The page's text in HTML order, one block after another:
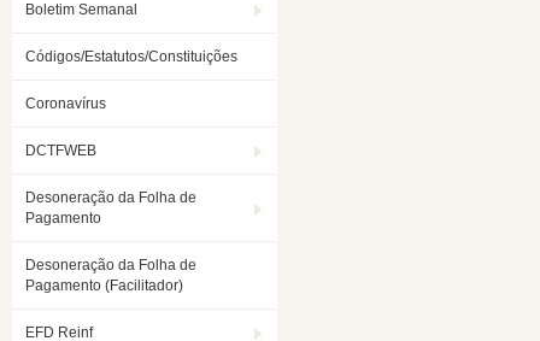
Boletim Semanal
Códigos/Estatutos/Constituições
Coronavírus
DCTFWEB
Desoneração da Folha de
Pagamento
Desoneração da Folha de
Pagamento (Facilitador)
EFD Reinf